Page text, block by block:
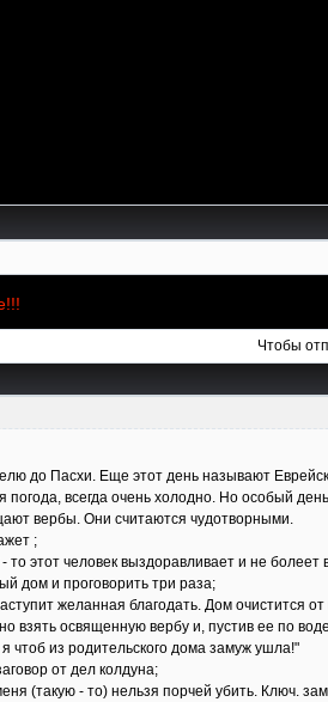
Чтобы
до Пасхи. Еще этот день называют
погода, всегда очень холодно. Но особый
вербы. Они считаются чудотворными.
;
этот человек выздоравливает и не болеет
дом и проговорить три раза;
желанная благодать. Дом очистится от
взять освященную вербу и, пустив ее по
чтоб из родительского дома замуж ушла!"
от дел колдуна;
(такую - то) нельзя порчей убить. Ключ.